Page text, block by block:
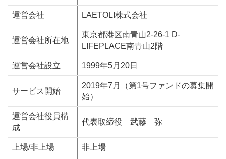
運営会社 LAETOLI株式会社
運営会社所在地
東京都港区南青山2-26-1 D-
LIFEPLACE南青山2階
運営会社設立 1999年5月20日
サービス開始
2019年7月（第1号ファンドの募集開
始）
運営会社役員構
成
代表取締役 武藤 弥
上場/非上場 非上場